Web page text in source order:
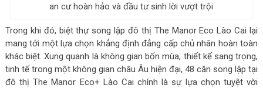
an cư hoàn hảo và đầu tư sinh lời vượt trội
Trong khi đó, biệt thự song lập đô thị The Manor Eco Lào Cai lại
mang tới một lựa chọn khẳng định đẳng cấp chủ nhân hoàn toàn
khác biệt. Xung quanh là không gian bốn mùa, thiết kế sang trọng,
tinh tế trong một không gian châu Âu hiện đại, 48 căn song lập tại
đô thị The Manor Eco+ Lào Cai chính là sự lựa chọn tuyệt vời